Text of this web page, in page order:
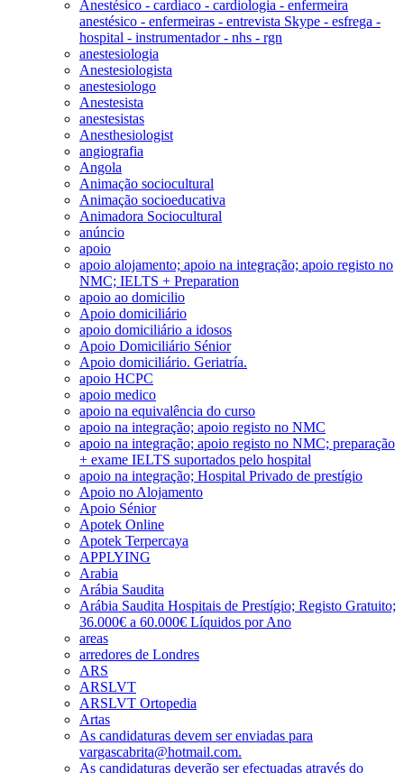
Anestésico - cardiaco - cardiologia - enfermeira
anestésico - enfermeiras - entrevista Skype - esfrega -
hospital - instrumentador - nhs - rgn
anestesiologia
Anestesiologista
anestesiologo
Anestesista
anestesistas
Anesthesiologist
angiografia
Angola
Animação sociocultural
Animação socioeducativa
Animadora Sociocultural
anúncio
apoio
apoio alojamento; apoio na integração; apoio registo no
NMC; IELTS + Preparation
apoio ao domicilio
Apoio domiciliário
apoio domiciliário a idosos
Apoio Domiciliário Sénior
Apoio domiciliário. Geriatría.
apoio HCPC
apoio medico
apoio na equivalência do curso
apoio na integração; apoio registo no NMC
apoio na integração; apoio registo no NMC; preparação
+ exame IELTS suportados pelo hospital
apoio na integração; Hospital Privado de prestígio
Apoio no Alojamento
Apoio Sénior
Apotek Online
Apotek Terpercaya
APPLYING
Arabia
Arábia Saudita
Arábia Saudita Hospitais de Prestígio; Registo Gratuito;
36.000€ a 60.000€ Líquidos por Ano
areas
arredores de Londres
ARS
ARSLVT
ARSLVT Ortopedia
Artas
As candidaturas devem ser enviadas para
vargascabrita@hotmail.com.
As candidaturas deverão ser efectuadas através do